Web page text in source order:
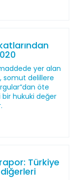
yer alan
somut delillere
öte
bir hukuki değer
Türkiye